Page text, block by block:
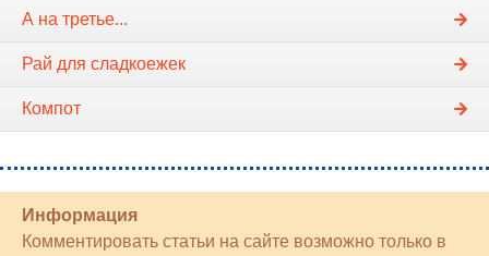
А на третье...
Рай для сладкоежек
Компот
Информация
Комментировать статьи на сайте возможно только в